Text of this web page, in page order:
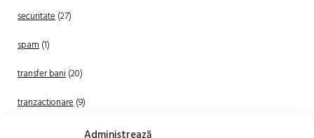
securitate(27)
spam(1)
transfer bani(20)
tranzactionare(9)
(20)